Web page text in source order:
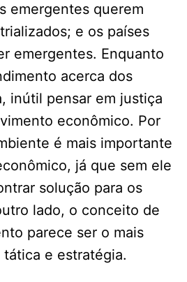
emergentes querem
e os países
emergentes. Enquanto
acerca dos
inútil pensar em justiça
econômico. Por
é mais importante
já que sem ele
solução para os
lado, o conceito de
parece ser o mais
e estratégia.